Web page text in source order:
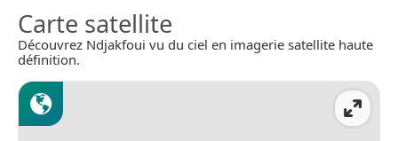
Carte satellite
Découvrez Ndjakfoui vu du ciel en imagerie satellite haute
définition.